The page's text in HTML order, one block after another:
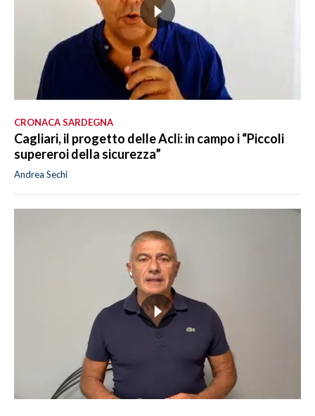
CRONACA SARDEGNA
Cagliari, il progetto delle Acli: in campo i “Piccoli
supereroi della sicurezza”
Andrea Sechi